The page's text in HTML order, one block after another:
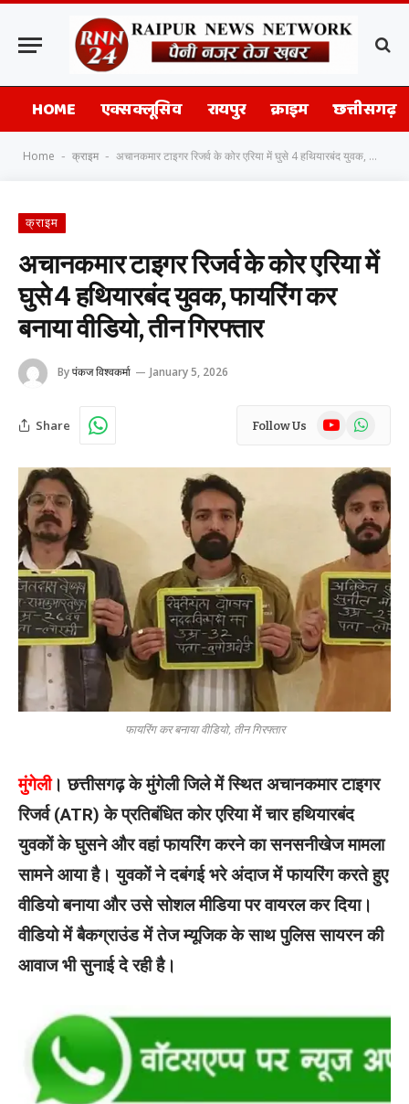
HOME एक्सक्लूसिव रायपुर क्राइम छत्तीसगढ़
Home - क्राइम - अचानकमार टाइगर रिजर्व के कोर एरिया में घुसे 4 हथियारबंद युवक, फायरिंग कर बनाया वीडियो, तीन गिरफ्तार
क्राइम
अचानकमार टाइगर रिजर्व के कोर एरिया में
घुसे 4 हथियारबंद युवक, फायरिंग कर
बनाया वीडियो, तीन गिरफ्तार
Byपंकज विश्वकर्मा January 5, 2026
Share Follow Us YouTubeWhatsApp
फायरिंग कर बनाया वीडियो, तीन गिरफ्तार
मुंगेली। छत्तीसगढ़ के मुंगेली जिले में स्थित अचानकमार टाइगर
रिजर्व (ATR) के प्रतिबंधित कोर एरिया में चार हथियारबंद
युवकों के घुसने और वहां फायरिंग करने का सनसनीखेज मामला
सामने आया है। युवकों ने दबंगई भरे अंदाज में फायरिंग करते हुए
वीडियो बनाया और उसे सोशल मीडिया पर वायरल कर दिया।
वीडियो में बैकग्राउंड में तेज म्यूजिक के साथ पुलिस सायरन की
आवाज भी सुनाई दे रही है।